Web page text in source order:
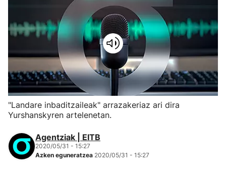
"Landare inbaditzaileak" arrazakeriaz ari dira
Yurshanskyren artelenetan.
Agentziak | EITB
2020/05/31 - 15:27
Azken eguneratzea 2020/05/31 - 15:27